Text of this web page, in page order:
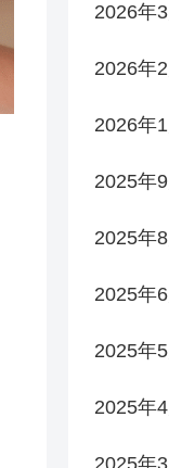
2026年3
2026年2
2026年1
2025年9
2025年8
2025年6
2025年5
2025年4